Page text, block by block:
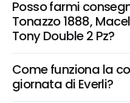
Posso farmi
Tonazzo 1888,
Tony Double 2 Pz?
Come funziona la
giornata di Everli?